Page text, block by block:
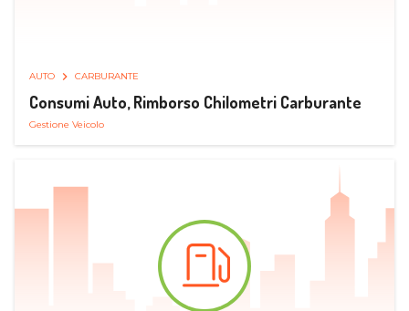
AUTO CARBURANTE
Consumi Auto, Rimborso Chilometri Carburante
Gestione Veicolo